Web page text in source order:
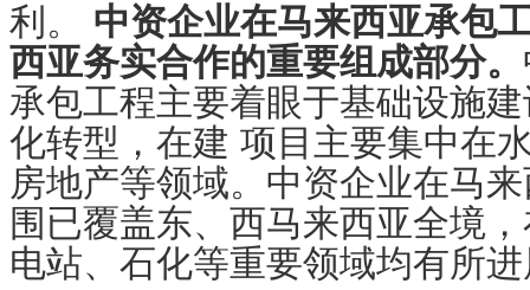
利。 中资企业在马来西亚承包
西亚务实合作的重要组成部分。
承包工程主要着眼于基础设施
化转型，在建 项目主要集中在
房地产等领域。中资企业在马
围已覆盖东、西马来西亚全境
电站、石化等重要领域均有所